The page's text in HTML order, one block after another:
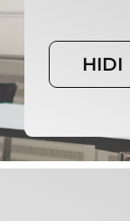
HIDI